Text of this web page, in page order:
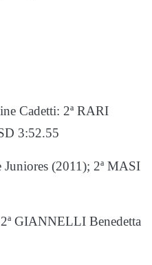
Cadetti: 2ª RARI
3:52.55
(2011); 2ª MASI
GIANNELLI Benedetta